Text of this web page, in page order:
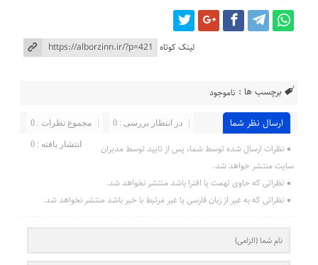
لینک کوتاه
برچسب ها : ناموجود
ارسال نظر شما مجموع نظرات : 0 در انتظار بررسی : 0
انتشار یافته : 0
نظرات ارسال شده توسط شما، پس از تایید توسط مدیران
سایت منتشر خواهد شد.
نظراتی که حاوی تهمت یا افترا باشد منتشر نخواهد شد.
نظراتی که به غیر از زبان فارسی یا غیر مرتبط با خبر باشد منتشر نخواهد شد.